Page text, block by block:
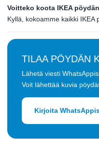
Voitteko koota IKEA
Kyllä, kokoamme kaikki IKEA
TILAA PÖYDÄN
Lähetä viesti
Voit lähettää kuvia
Kirjoita